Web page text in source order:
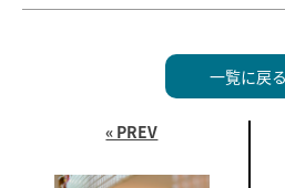
« PREV
一覧に戻る